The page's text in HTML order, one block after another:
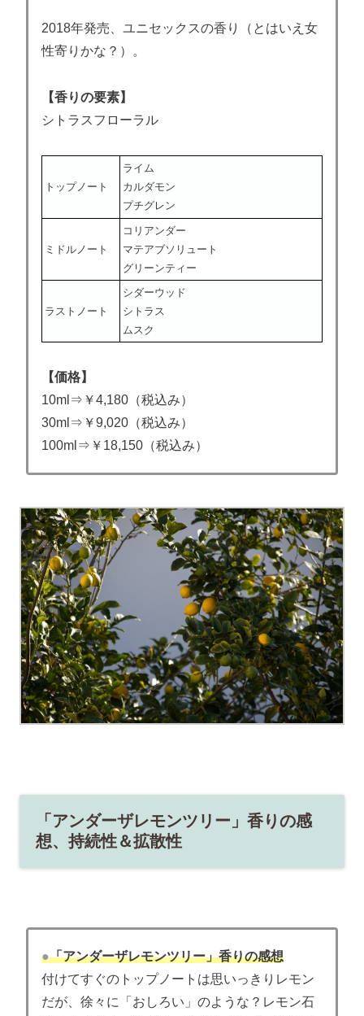
2018年発売、ユニセックスの香り（とはいえ女
性寄りかな？）。
【香りの要素】
シトラスフローラル
トップノート
ライム
カルダモン
プチグレン
ミドルノート
コリアンダー
マテアブソリュート
グリーンティー
ラストノート
シダーウッド
シトラス
ムスク
【価格】
10ml⇒￥4,180（税込み）
30ml⇒￥9,020（税込み）
100ml⇒￥18,150（税込み）
「アンダーザレモンツリー」香りの感
想、持続性＆拡散性
●「アンダーザレモンツリー」香りの感想
付けてすぐのトップノートは思いっきりレモン
だが、徐々に「おしろい」のような？レモン石